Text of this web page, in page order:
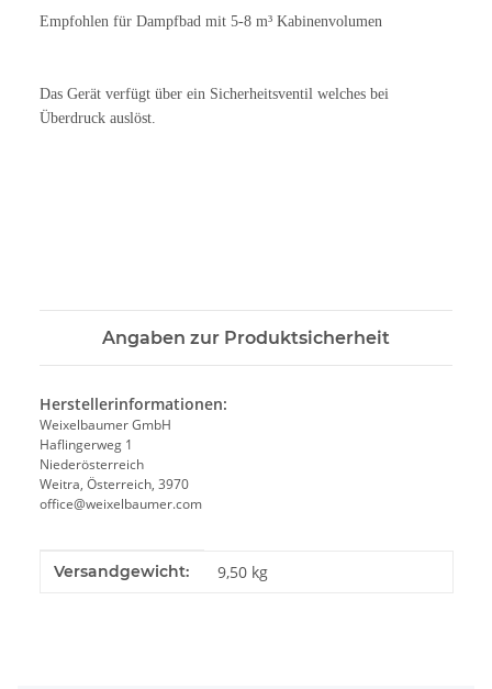
Empfohlen für Dampfbad mit 5-8 m³ Kabinenvolumen
Das Gerät verfügt über ein Sicherheitsventil welches bei
Überdruck auslöst.
Angaben zur Produktsicherheit
Herstellerinformationen:
Weixelbaumer GmbH
Haflingerweg 1
Niederösterreich
Weitra, Österreich, 3970
office@weixelbaumer.com
Produkteigenschaft
Wert
Versandgewicht: 9,50 kg